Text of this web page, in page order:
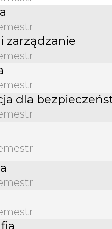
zarządzanie
dla